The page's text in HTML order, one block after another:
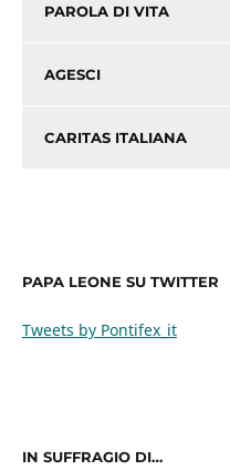
PAROLA DI VITA
AGESCI
CARITAS ITALIANA
PAPA LEONE SU TWITTER
Tweets by Pontifex_it
IN SUFFRAGIO DI…